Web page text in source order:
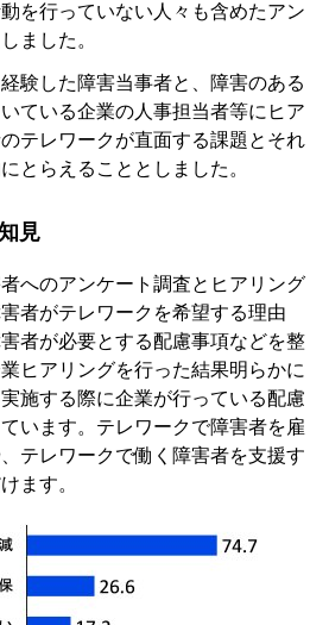
を行っていない人々も含めたアン
ました。
験した障害当事者と、障害のある
ている企業の人事担当者等にヒア
テレワークが直面する課題とそれ
とらえることとしました。
見
へのアンケート調査とヒアリング
者がテレワークを希望する理由
者が必要とする配慮事項などを整
ヒアリングを行った結果明らかに
施する際に企業が行っている配慮
います。テレワークで障害者を雇
テレワークで働く障害者を支援す
ます。